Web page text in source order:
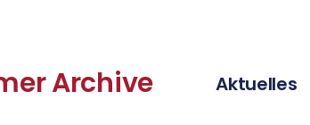
Archive Aktuelles